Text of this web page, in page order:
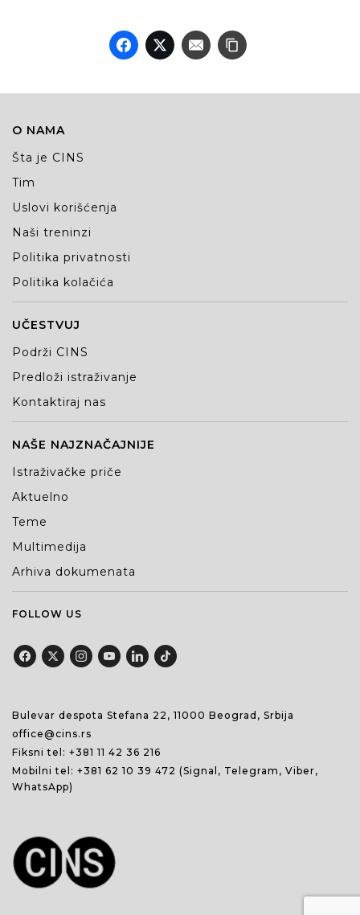
O NAMA
Šta je CINS
Tim
Uslovi korišćenja
Naši treninzi
Politika privatnosti
Politika kolačića
UČESTVUJ
Podrži CINS
Predloži istraživanje
Kontaktiraj nas
NAŠE NAJZNAČAJNIJE
Istraživačke priče
Aktuelno
Teme
Multimedija
Arhiva dokumenata
FOLLOW US
Bulevar despota Stefana 22, 11000 Beograd, Srbija
office@cins.rs
Fiksni tel: +381 11 42 36 216
Mobilni tel: +381 62 10 39 472 (Signal, Telegram, Viber,
WhatsApp)